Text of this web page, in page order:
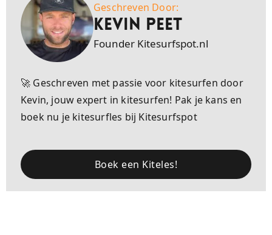
Geschreven Door:
Kevin Peet
Founder Kitesurfspot.nl
🚀 Geschreven met passie voor kitesurfen door
Kevin, jouw expert in kitesurfen! Pak je kans en
boek nu je kitesurfles bij Kitesurfspot
Boek een Kiteles!